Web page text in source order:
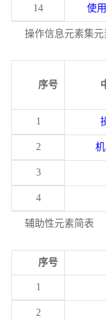
14 使
操作信息元素集
序号
1
2
3
4
辅助性元素简表
序号
1
2